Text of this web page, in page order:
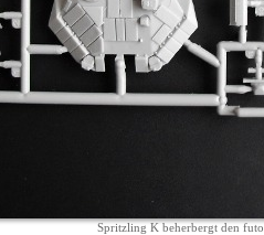
Spritzling K beherbergt den